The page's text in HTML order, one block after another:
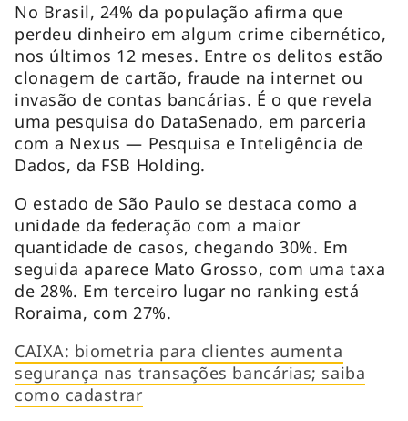
No Brasil, 24% da população afirma que
perdeu dinheiro em algum crime cibernético,
nos últimos 12 meses. Entre os delitos estão
clonagem de cartão, fraude na internet ou
invasão de contas bancárias. É o que revela
uma pesquisa do DataSenado, em parceria
com a Nexus — Pesquisa e Inteligência de
Dados, da FSB Holding.
O estado de São Paulo se destaca como a
unidade da federação com a maior
quantidade de casos, chegando 30%. Em
seguida aparece Mato Grosso, com uma taxa
de 28%. Em terceiro lugar no ranking está
Roraima, com 27%.
CAIXA: biometria para clientes aumenta
segurança nas transações bancárias; saiba
como cadastrar